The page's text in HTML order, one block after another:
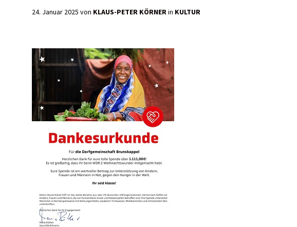
24. Januar 2025 von KLAUS-PETER KÖRNERin KULTUR